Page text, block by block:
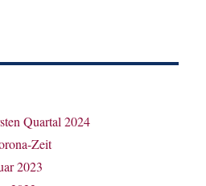
Quartal 2024
Zeit
2023